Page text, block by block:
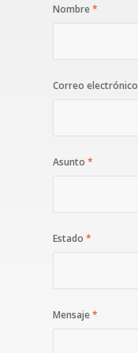
Nombre*
Correo electrónico
Asunto *
Estado *
Mensaje*